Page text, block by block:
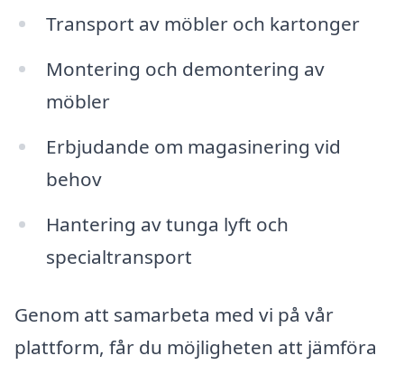
Transport av möbler och kartonger
Montering och demontering av
möbler
Erbjudande om magasinering vid
behov
Hantering av tunga lyft och
specialtransport
Genom att samarbeta med vi på vår
plattform, får du möjligheten att jämföra